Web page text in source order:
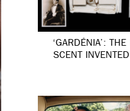
‘GARDÉNIA’:
SCENT